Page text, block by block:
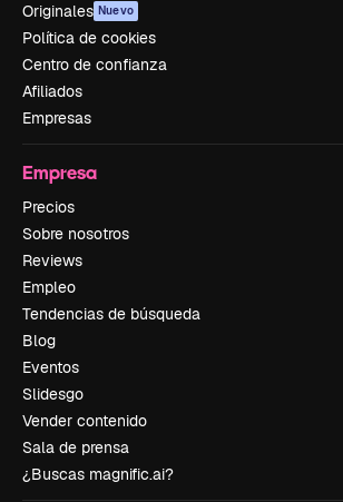
Originales Nuevo
Política de cookies
Centro de confianza
Afiliados
Empresas
Empresa
Precios
Sobre nosotros
Reviews
Empleo
Tendencias de búsqueda
Blog
Eventos
Slidesgo
Vender contenido
Sala de prensa
¿Buscas magnific.ai?